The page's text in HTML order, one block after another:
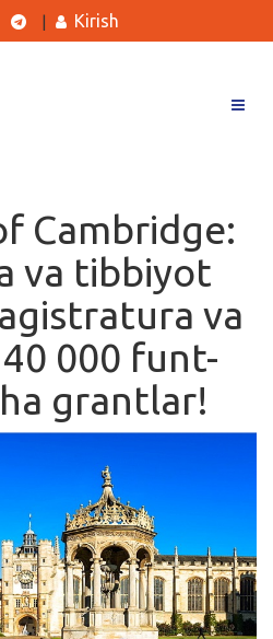
Kirish
Cambridge:
va tibbiyot
va
000 funt-
grantlar!